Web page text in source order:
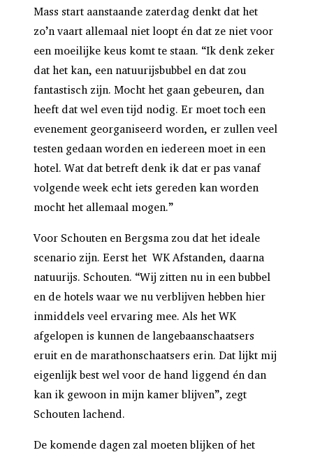
Mass start aanstaande zaterdag denkt dat het
zo’n vaart allemaal niet loopt én dat ze niet voor
een moeilijke keus komt te staan. “Ik denk zeker
dat het kan, een natuurijsbubbel en dat zou
fantastisch zijn. Mocht het gaan gebeuren, dan
heeft dat wel even tijd nodig. Er moet toch een
evenement georganiseerd worden, er zullen veel
testen gedaan worden en iedereen moet in een
hotel. Wat dat betreft denk ik dat er pas vanaf
volgende week echt iets gereden kan worden
mocht het allemaal mogen.”
Voor Schouten en Bergsma zou dat het ideale
scenario zijn. Eerst het WK Afstanden, daarna
natuurijs. Schouten. “Wij zitten nu in een bubbel
en de hotels waar we nu verblijven hebben hier
inmiddels veel ervaring mee. Als het WK
afgelopen is kunnen de langebaanschaatsers
eruit en de marathonschaatsers erin. Dat lijkt mij
eigenlijk best wel voor de hand liggend én dan
kan ik gewoon in mijn kamer blijven”, zegt
Schouten lachend.
De komende dagen zal moeten blijken of het